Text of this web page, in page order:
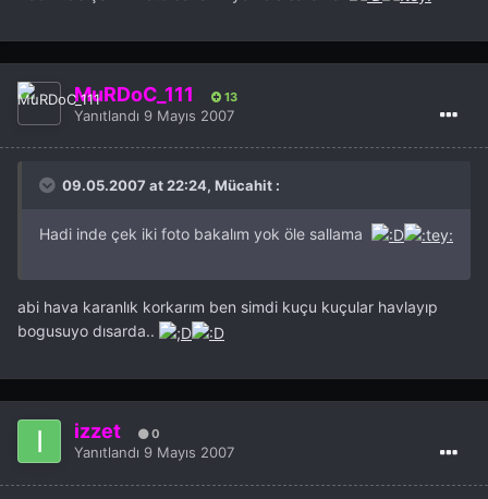
MuRDoC_111 13
Yanıtlandı 9 Mayıs 2007
09.05.2007 at 22:24, Mücahit :
Hadi inde çek iki foto bakalım yok öle sallama
abi hava karanlık korkarım ben simdi kuçu kuçular havlayıp
bogusuyo dısarda..
izzet 0
Yanıtlandı 9 Mayıs 2007